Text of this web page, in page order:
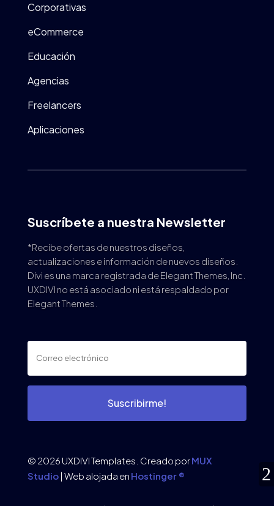
Corporativas
eCommerce
Educación
Agencias
Freelancers
Aplicaciones
Suscríbete a nuestra Newsletter
*Recibe ofertas de nuestros diseños,
actualizaciones e información de nuevos diseños.
Divi es una marca registrada de Elegant Themes, Inc.
UXDIVI no está asociado ni está respaldado por
Elegant Themes.
Suscribirme!
© 2026 UXDIVI Templates. Creado porMUX
Studio| Web alojada en Hostinger ®